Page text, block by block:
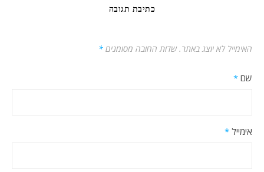
כתיבת תגובה
האימייל לא יוצג באתר. שדות החובה מסומנים *
שם *
אימייל *